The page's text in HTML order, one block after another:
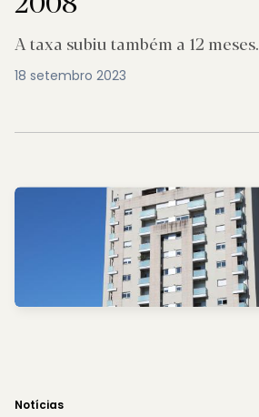
A taxa subiu também a 12 meses.
18 setembro 2023
Notícias